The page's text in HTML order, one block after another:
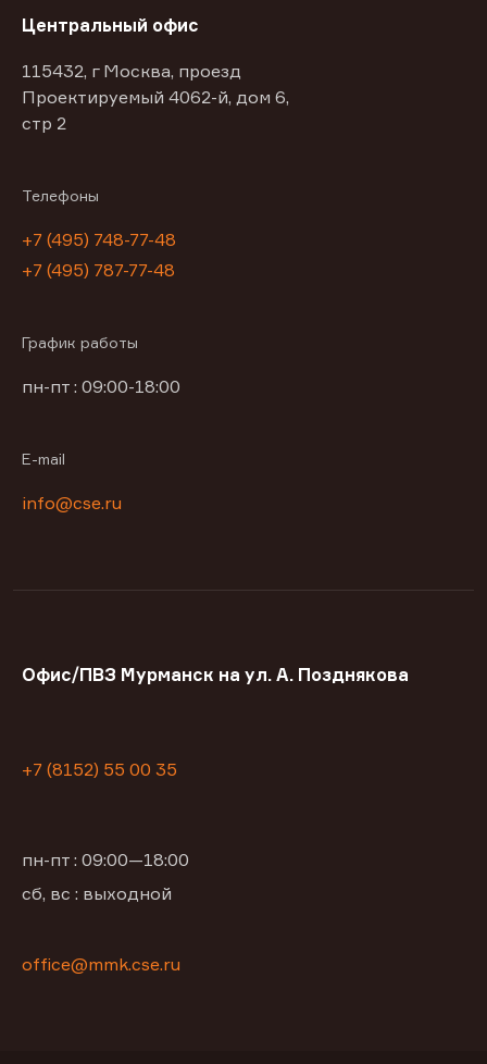
Центральный офис
115432, г Москва, проезд
Проектируемый 4062-й, дом 6,
стр 2
Телефоны
+7 (495) 748-77-48
+7 (495) 787-77-48
График работы
пн-пт : 09:00-18:00
E-mail
info@cse.ru
Офис/ПВЗ Мурманск на ул. А. Позднякова
+7 (8152) 55 00 35
пн-пт : 09:00—18:00
сб, вс : выходной
office@mmk.cse.ru